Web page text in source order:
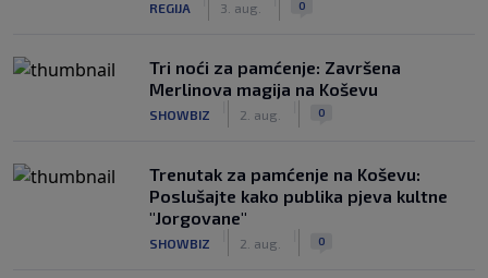
REGIJA 3. aug. 0
Tri noći za pamćenje: Završena
Merlinova magija na Koševu
SHOWBIZ 2. aug. 0
Trenutak za pamćenje na Koševu:
Poslušajte kako publika pjeva kultne
"Jorgovane"
SHOWBIZ 2. aug. 0